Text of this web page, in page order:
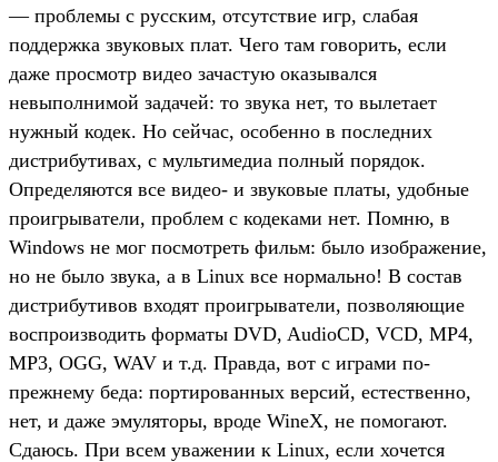
— проблемы с русским, отсутствие игр, слабая
поддержка звуковых плат. Чего там говорить, если
даже просмотр видео зачастую оказывался
невыполнимой задачей: то звука нет, то вылетает
нужный кодек. Но сейчас, особенно в последних
дистрибутивах, с мультимедиа полный порядок.
Определяются все видео- и звуковые платы, удобные
проигрыватели, проблем с кодеками нет. Помню, в
Windows не мог посмотреть фильм: было изображение,
но не было звука, а в Linux все нормально! В состав
дистрибутивов входят проигрыватели, позволяющие
воспроизводить форматы DVD, AudioCD, VCD, MP4,
MP3, OGG, WAV и т.д. Правда, вот с играми по-
прежнему беда: портированных версий, естественно,
нет, и даже эмуляторы, вроде WineX, не помогают.
Сдаюсь. При всем уважении к Linux, если хочется